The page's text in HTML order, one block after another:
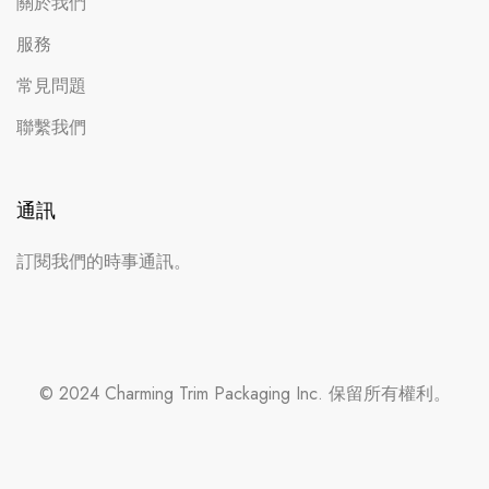
服務
常見問題
聯繫我們
通訊
訂閱我們的時事通訊。
© 2024 Charming Trim Packaging Inc. 保留所有權利。